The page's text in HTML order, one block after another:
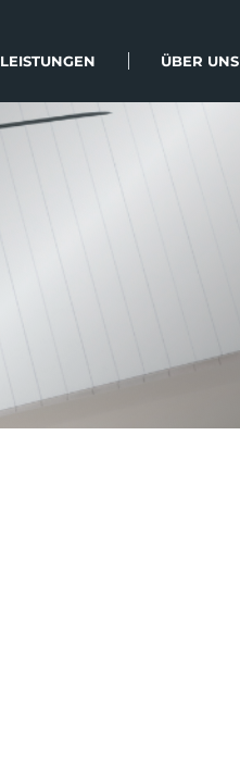
LEISTUNGEN ÜBER UNS